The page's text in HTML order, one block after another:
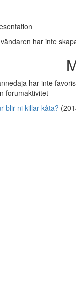
har inte
har inte
forumaktivitet
blir ni killar kåta?